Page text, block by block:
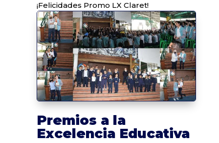
¡Felicidades Promo LX Claret!
Premios a la
Excelencia Educativa